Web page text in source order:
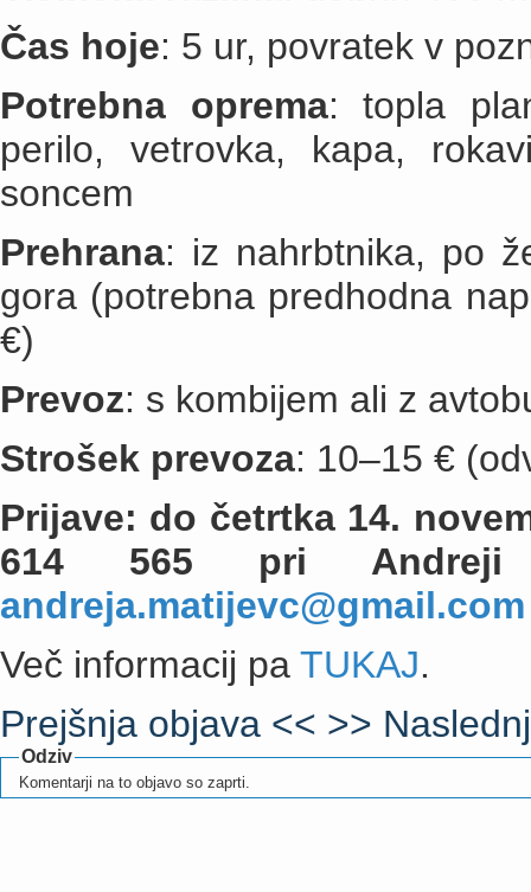
Čas hoje: 5 ur, povratek v
Potrebna oprema: topla
perilo, vetrovka, kapa,
soncem
Prehrana: iz nahrbtnika, po
gora (potrebna predhodna
€)
Prevoz: s kombijem ali z
Strošek prevoza: 10–15 €
Prijave: do četrtka 14.
614 565 pri
andreja.matijevc@gmail.com
Več informacij pa TUKAJ.
Prejšnja objava << >>
Odziv
Komentarji na to objavo so zaprti.